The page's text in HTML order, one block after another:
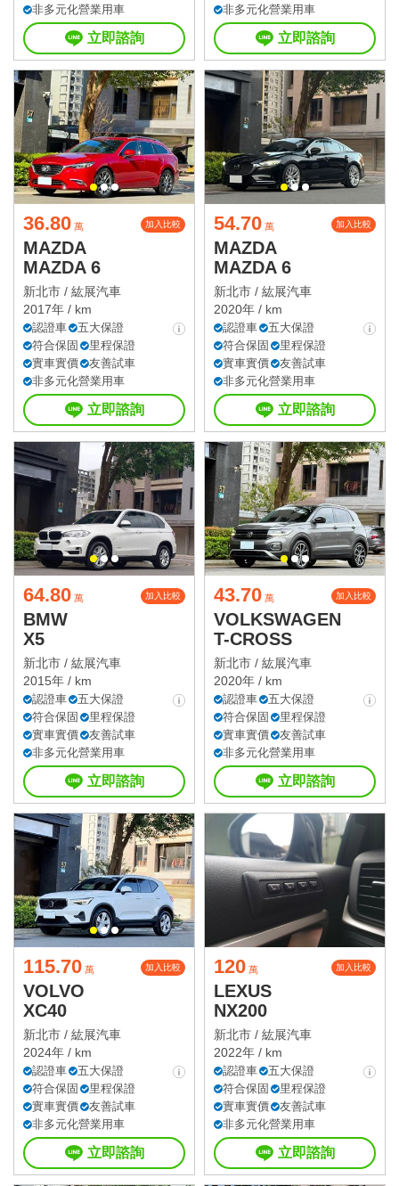
非多元化營業用車
立即諮詢
非多元化營業用車
立即諮詢
36.80 萬 加入比較
MAZDA
MAZDA 6
新北市 / 紘展汽車
2017年 / km
認證車
五大保證
符合保固
里程保證
實車實價
友善試車
非多元化營業用車
立即諮詢
54.70 萬 加入比較
MAZDA
MAZDA 6
新北市 / 紘展汽車
2020年 / km
認證車
五大保證
符合保固
里程保證
實車實價
友善試車
非多元化營業用車
立即諮詢
64.80 萬 加入比較
BMW
X5
新北市 / 紘展汽車
2015年 / km
認證車
五大保證
符合保固
里程保證
實車實價
友善試車
非多元化營業用車
立即諮詢
43.70 萬 加入比較
VOLKSWAGEN
T-CROSS
新北市 / 紘展汽車
2020年 / km
認證車
五大保證
符合保固
里程保證
實車實價
友善試車
非多元化營業用車
立即諮詢
115.70 萬 加入比較
VOLVO
XC40
新北市 / 紘展汽車
2024年 / km
認證車
五大保證
符合保固
里程保證
實車實價
友善試車
非多元化營業用車
立即諮詢
120 萬 加入比較
LEXUS
NX200
新北市 / 紘展汽車
2022年 / km
認證車
五大保證
符合保固
里程保證
實車實價
友善試車
非多元化營業用車
立即諮詢